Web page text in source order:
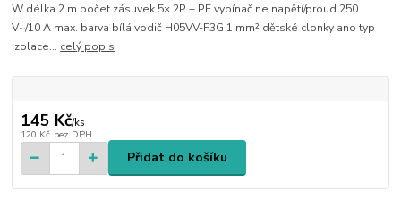
W délka 2 m počet zásuvek 5× 2P + PE vypínač ne napětí/proud 250
V~/10 A max. barva bílá vodič H05VV-F3G 1 mm² dětské clonky ano typ
izolace... celý popis
145 Kč/ks
120 Kč bez DPH
Přidat do košíku